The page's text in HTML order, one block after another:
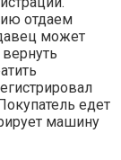
отдаем
может
едет
машину